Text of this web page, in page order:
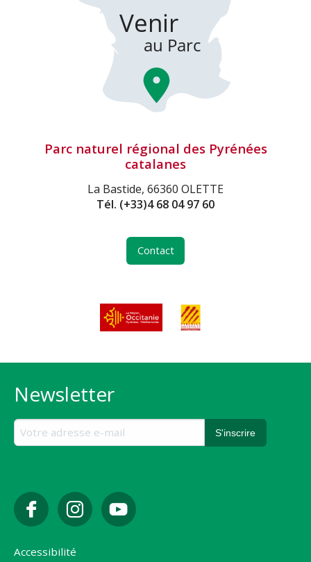
Parc naturel régional des Pyrénées
catalanes
La Bastide, 66360 OLETTE
Tél. (+33)4 68 04 97 60
Contact
Newsletter
Accessibilité